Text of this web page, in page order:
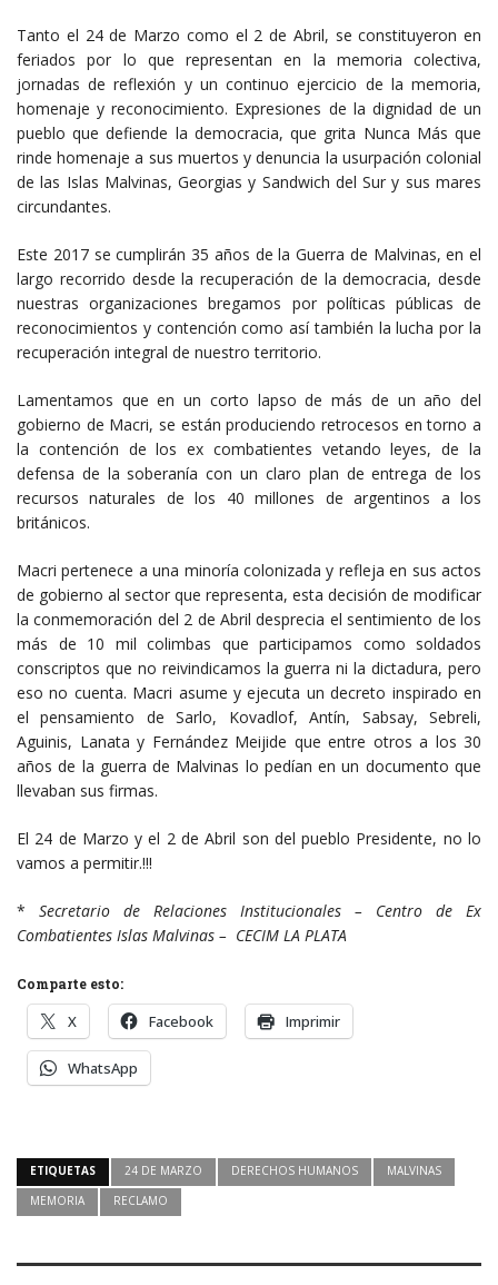
Tanto el 24 de Marzo como el 2 de Abril, se constituyeron en
feriados por lo que representan en la memoria colectiva,
jornadas de reflexión y un continuo ejercicio de la memoria,
homenaje y reconocimiento. Expresiones de la dignidad de un
pueblo que defiende la democracia, que grita Nunca Más que
rinde homenaje a sus muertos y denuncia la usurpación colonial
de las Islas Malvinas, Georgias y Sandwich del Sur y sus mares
circundantes.
Este 2017 se cumplirán 35 años de la Guerra de Malvinas, en el
largo recorrido desde la recuperación de la democracia, desde
nuestras organizaciones bregamos por políticas públicas de
reconocimientos y contención como así también la lucha por la
recuperación integral de nuestro territorio.
Lamentamos que en un corto lapso de más de un año del
gobierno de Macri, se están produciendo retrocesos en torno a
la contención de los ex combatientes vetando leyes, de la
defensa de la soberanía con un claro plan de entrega de los
recursos naturales de los 40 millones de argentinos a los
británicos.
Macri pertenece a una minoría colonizada y refleja en sus actos
de gobierno al sector que representa, esta decisión de modificar
la conmemoración del 2 de Abril desprecia el sentimiento de los
más de 10 mil colimbas que participamos como soldados
conscriptos que no reivindicamos la guerra ni la dictadura, pero
eso no cuenta. Macri asume y ejecuta un decreto inspirado en
el pensamiento de Sarlo, Kovadlof, Antín, Sabsay, Sebreli,
Aguinis, Lanata y Fernández Meijide que entre otros a los 30
años de la guerra de Malvinas lo pedían en un documento que
llevaban sus firmas.
El 24 de Marzo y el 2 de Abril son del pueblo Presidente, no lo
vamos a permitir.!!!
* Secretario de Relaciones Institucionales – Centro de Ex
Combatientes Islas Malvinas – CECIM LA PLATA
Comparte esto:
X Facebook Imprimir
WhatsApp
ETIQUETAS 24 DE MARZO DERECHOS HUMANOS
MALVINAS
MEMORIA
RECLAMO